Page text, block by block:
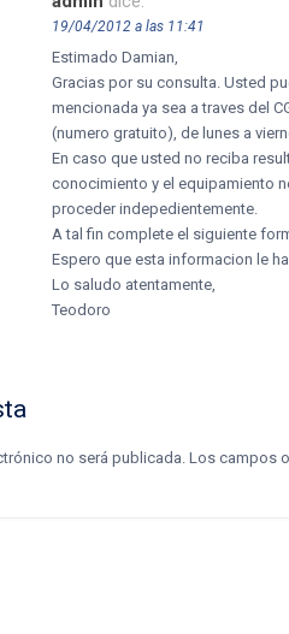
19/04/2012 a las 11:41
Estimado Damian,
Gracias por su consulta. Usted
mencionada ya sea a traves del
(numero gratuito), de lunes a
En caso que usted no reciba
conocimiento y el equipamiento
proceder indepedientemente.
A tal fin complete el siguiente
Espero que esta informacion le
Lo saludo atentamente,
Teodoro
no será publicada. Los campos